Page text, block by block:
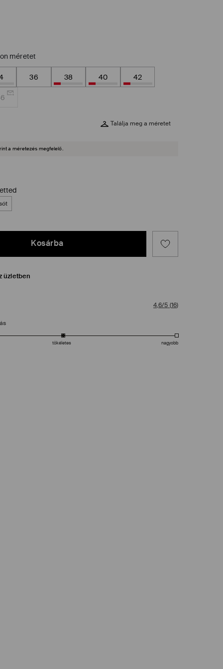
méretet
36 38 40 42
Találja meg a méretet
a méretezés megfelelő.
Kosárba
üzletben
4,6/5 (16)
tökéletes nagyobb